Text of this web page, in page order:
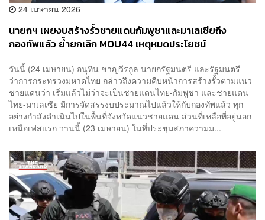
24 เมษายน 2026
นายกฯ เผยงบสร้างรั้วชายแดนกัมพูชาและมาเลเซียถึง
กองทัพแล้ว ย้ำยกเลิก MOU44 เหตุหมดประโยชน์
วันนี้ (24 เมษายน) อนุทิน ชาญวีรกูล นายกรัฐมนตรี และรัฐมนตรี
ว่าการกระทรวงมหาดไทย กล่าวถึงความคืบหน้าการสร้างรั้วตามแนว
ชายแดนว่า เริ่มแล้วไม่ว่าจะเป็นชายแดนไทย-กัมพูชา และชายแดน
ไทย-มาเลเซีย มีการจัดสรรงบประมาณไปแล้วให้กับกองทัพแล้ว ทุก
อย่างกำลังดำเนินไปในพื้นที่จังหวัดแนวชายแดน ส่วนที่เหลือที่อยู่นอก
เหนือเฟสแรก วานนี้ (23 เมษายน) ในที่ประชุมสภาความม...